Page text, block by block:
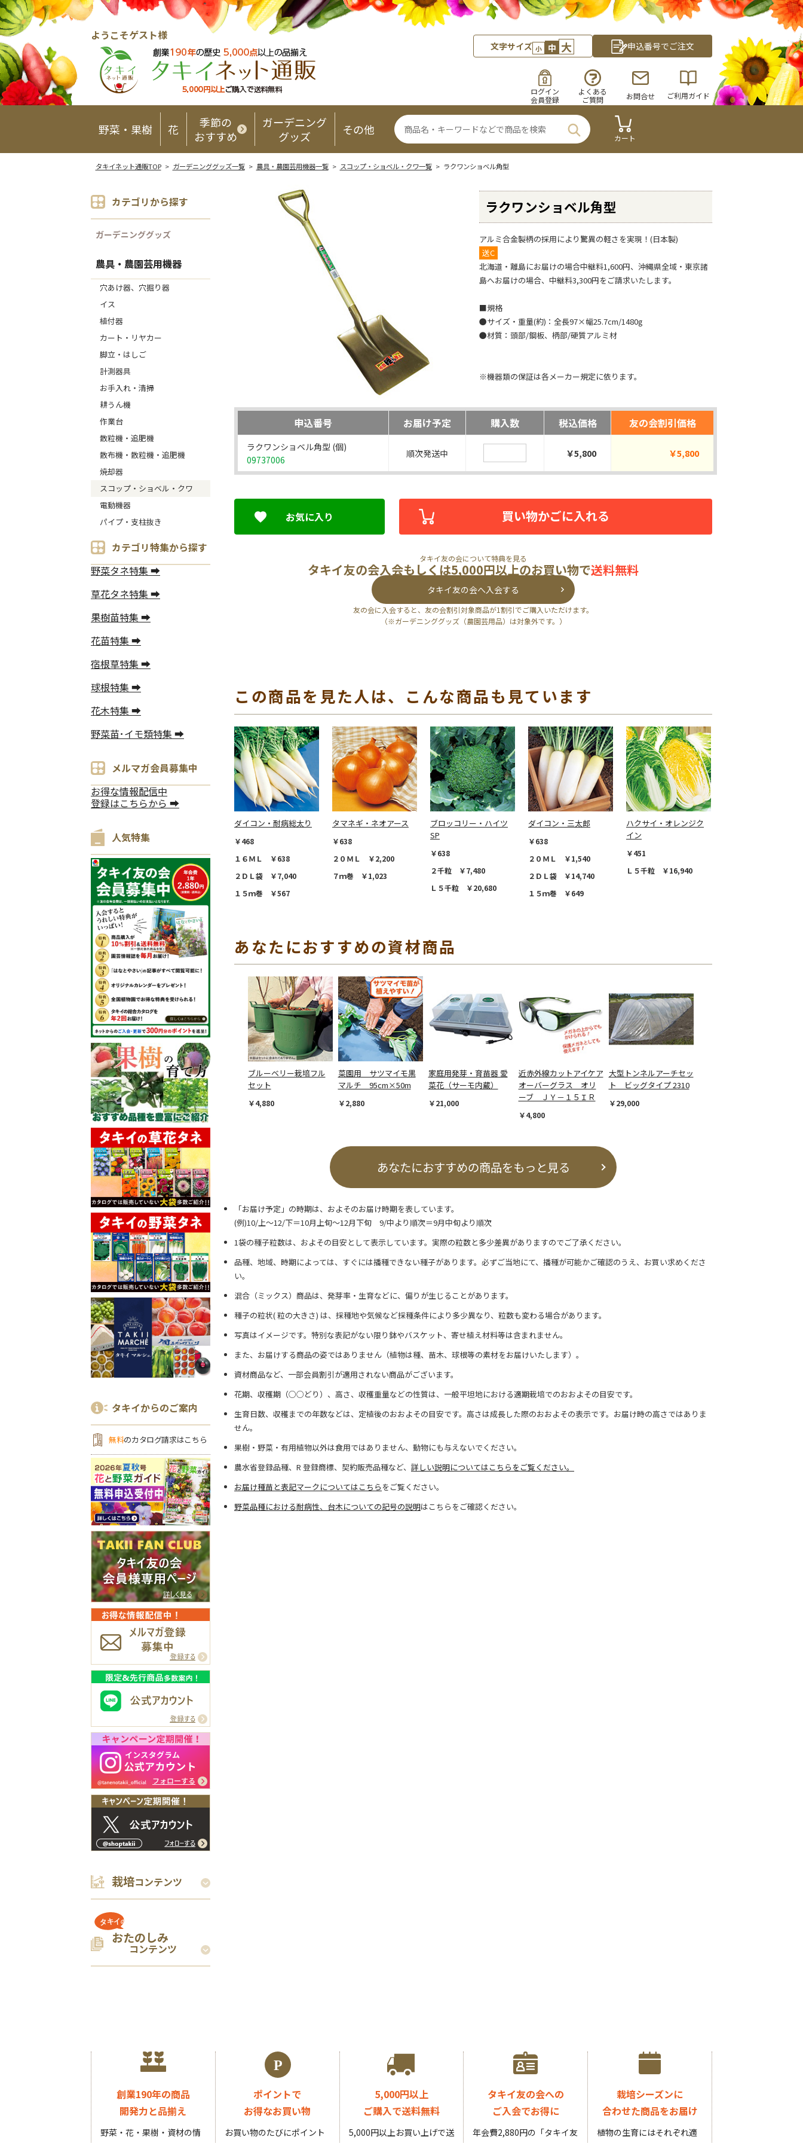
ようこそゲスト様
文字サイズ 小 中 大 申込番号でご注文
ログイン
会員登録
よくある
ご質問
お問合せ ご利用ガイド
野菜・果樹 花
季節の
おすすめ
ガーデニング
グッズ
その他
カート
タキイネット通販TOP> ガーデニンググッズ一覧> 農具・農園芸用機器一覧> スコップ・ショベル・クワ一覧> ラクワンショベル角型
カテゴリから探す
ガーデニンググッズ
農具・農園芸用機器
穴あけ器、穴掘り器
イス
植付器
カート・リヤカー
脚立・はしご
計測器具
お手入れ・清掃
耕うん機
作業台
散粒機・追肥機
散布機・散粒機・追肥機
焼却器
スコップ・ショベル・クワ
電動機器
パイプ・支柱抜き
カテゴリ特集から探す
野菜タネ特集 ➡
草花タネ特集 ➡
果樹苗特集 ➡
花苗特集 ➡
宿根草特集 ➡
球根特集 ➡
花木特集 ➡
野菜苗･イモ類特集 ➡
メルマガ会員募集中
お得な情報配信中
登録はこちらから ➡
人気特集
タキイからのご案内
無料のカタログ請求はこちら
栽培コンテンツ
おたのしみ
コンテンツ
ラクワンショベル角型
アルミ合金製柄の採用により驚異の軽さを実現！(日本製)
送C
北海道・離島にお届けの場合中継料1,600円、沖縄県全域・東京諸
島へお届けの場合、中継料3,300円をご請求いたします。
■規格
●サイズ・重量(約)：全長97×幅25.7cm/1480g
●材質：頭部/鋼板、柄部/硬質アルミ材
※機器類の保証は各メーカー規定に依ります。
申込番号 お届け予定 購入数 税込価格 友の会割引価格
ラクワンショベル角型 (個)
09737006
順次発送中 ￥5,800 ￥5,800
お気に入り 買い物かごに入れる
タキイ友の会について特典を見る
タキイ友の会入会もしくは5,000円以上のお買い物で送料無料
タキイ友の会へ入会する
友の会に入会すると、友の会割引対象商品が1割引でご購入いただけます。
（※ガーデニンググッズ（農園芸用品）は対象外です。）
この商品を見た人は、こんな商品も見ています
ダイコン・耐病総太り
￥468
１６ＭＬ ￥638
２ＤＬ袋 ￥7,040
１５ｍ巻 ￥567
タマネギ・ネオアース
￥638
２０ＭＬ ￥2,200
７ｍ巻 ￥1,023
ブロッコリー・ハイツ
SP
￥638
２千粒 ￥7,480
Ｌ５千粒 ￥20,680
ダイコン・三太郎
￥638
２０ＭＬ ￥1,540
２ＤＬ袋 ￥14,740
１５ｍ巻 ￥649
ハクサイ・オレンジク
イン
￥451
Ｌ５千粒 ￥16,940
あなたにおすすめの資材商品
ブルーベリー栽培フル
セット
￥4,880
菜園用 サツマイモ黒
マルチ 95cm×50m
￥2,880
家庭用発芽・育苗器 愛
菜花（サーモ内蔵）
￥21,000
近赤外線カットアイケア
オーバーグラス オリ
ーブ ＪＹ－１５ＩＲ
￥4,800
大型トンネルアーチセッ
ト ビッグタイプ 2310
￥29,000
あなたにおすすめの商品をもっと見る
「お届け予定」の時期は、およそのお届け時期を表しています。
(例)10/上～12/下＝10月上旬～12月下旬 9/中より順次＝9月中旬より順次
1袋の種子粒数は、およその目安として表示しています。実際の粒数と多少差異がありますのでご了承ください。
品種、地域、時期によっては、すぐには播種できない種子があります。必ずご当地にて、播種が可能かご確認のうえ、お買い求めくださ
い。
混合（ミックス）商品は、発芽率・生育などに、偏りが生じることがあります。
種子の粒状( 粒の大きさ) は、採種地や気候など採種条件により多少異なり、粒数も変わる場合があります。
写真はイメージです。特別な表記がない限り鉢やバスケット、寄せ植え材料等は含まれません。
また、お届けする商品の姿ではありません（植物は種、苗木、球根等の素材をお届けいたします）。
資材商品など、一部会員割引が適用されない商品がございます。
花期、収穫期（○○どり）、高さ、収穫重量などの性質は、一般平坦地における適期栽培でのおおよその目安です。
生育日数、収穫までの年数などは、定植後のおおよその目安です。高さは成長した際のおおよその表示です。お届け時の高さではありま
せん。
果樹・野菜・有用植物以外は食用ではありません、動物にも与えないでください。
農水省登録品種、R 登録商標、契約販売品種など、 詳しい説明についてはこちらをご覧ください。
お届け種苗と表記マークについてはこちら をご覧ください。
野菜品種における耐病性、台木についての記号の説明はこちらをご確認ください。
創業190年の商品
開発力と品揃え
野菜・花・果樹・資材の情
ポイントで
お得なお買い物
お買い物のたびにポイント
5,000円以上
ご購入で送料無料
5,000円以上お買い上げで送
タキイ友の会への
ご入会でお得に
年会費2,880円の「タキイ友
栽培シーズンに
合わせた商品をお届け
植物の生育にはそれぞれ適